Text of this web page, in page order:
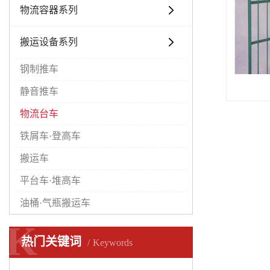
物流容器系列
搬运设备系列
钢制推车
静音推车
物流台车
铁屑车·登高车
搬运车
平台车·堆高车
油桶·气瓶搬运车
热门关键词 Keywords
K
K